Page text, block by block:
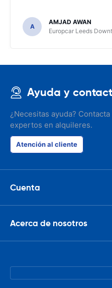
A
AMJAD AWAN
Europcar Leeds
Ayuda y
¿Necesitas ayuda?
expertos en alquileres.
Atención al cliente
Cuenta
Acerca de nosotros